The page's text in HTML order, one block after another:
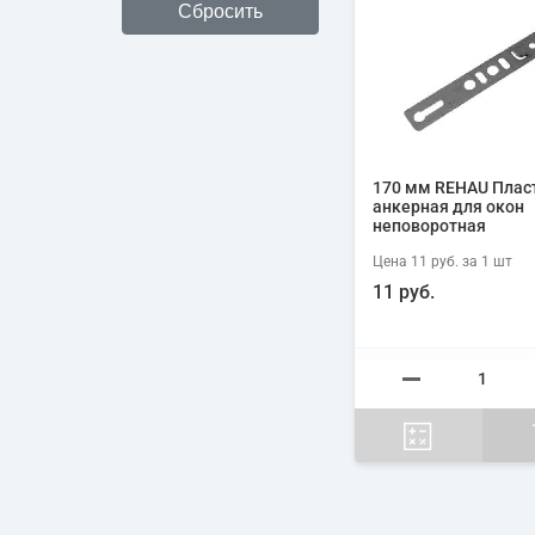
170 мм REHAU
анкерная для окон
неповоротная
Цена 11 руб. за 1 шт
11 руб.